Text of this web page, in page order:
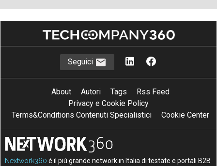
Seguici
About Autori Tags
Rss Feed
Privacy e Cookie Policy
Terms&Conditions Contenuti Specialistici
Cookie Center
Nextwork360 è il più grande network in Italia di testate e portali B2B